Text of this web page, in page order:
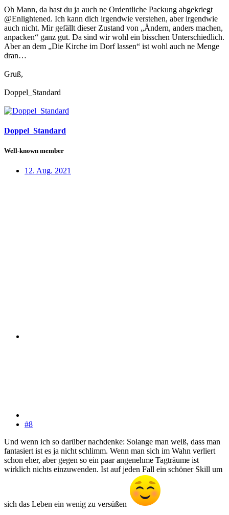
Oh Mann, da hast du ja auch ne Ordentliche Packung abgekriegt
@Enlightened. Ich kann dich irgendwie verstehen, aber irgendwie
auch nicht. Mir gefällt dieser Zustand von „Ändern, anders machen,
anpacken“ ganz gut. Da sind wir wohl ein bisschen Unterschiedlich.
Aber an dem „Die Kirche im Dorf lassen“ ist wohl auch ne Menge
dran…
Gruß,
Doppel_Standard
Doppel_Standard
Well-known member
12. Aug. 2021
#8
Und wenn ich so darüber nachdenke: Solange man weiß, dass man
fantasiert ist es ja nicht schlimm. Wenn man sich im Wahn verliert
schon eher, aber gegen so ein paar angenehme Tagträume ist
wirklich nichts einzuwenden. Ist auf jeden Fall ein schöner Skill um
sich das Leben ein wenig zu versüßen